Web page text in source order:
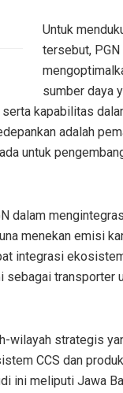
Untuk
tersebut, PGN
sumber daya
kapabilitas
adalah
untuk
dalam
menekan emisi
integrasi
transporter
wilayah strategis
CCS dan
ini meliputi Jawa